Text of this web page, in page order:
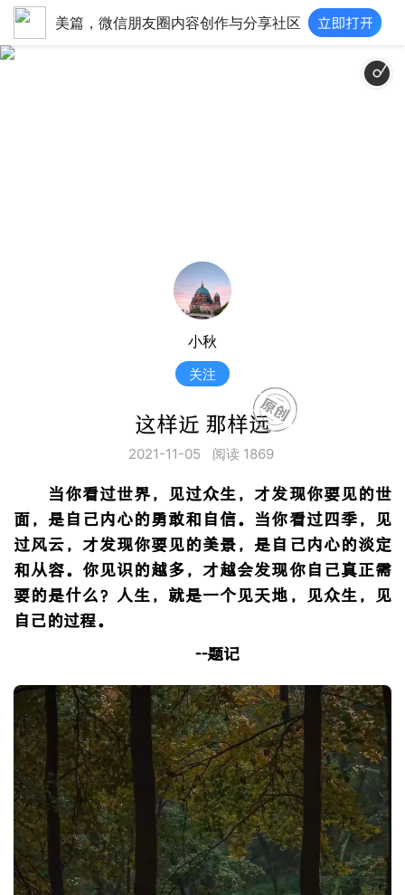
美篇，微信朋友圈内容创作与分享社区
小秋
关注
这样近 那样远
2021-11-05 阅读 1869
当你看过世界，见过众生，才发现你要见的世
面，是自己内心的勇敢和自信。当你看过四季，见
过风云，才发现你要见的美景，是自己内心的淡定
和从容。你见识的越多，才越会发现你自己真正需
要的是什么？人生，就是一个见天地，见众生，见
自己的过程。
--题记